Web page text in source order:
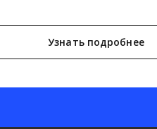
Узнать подробнее